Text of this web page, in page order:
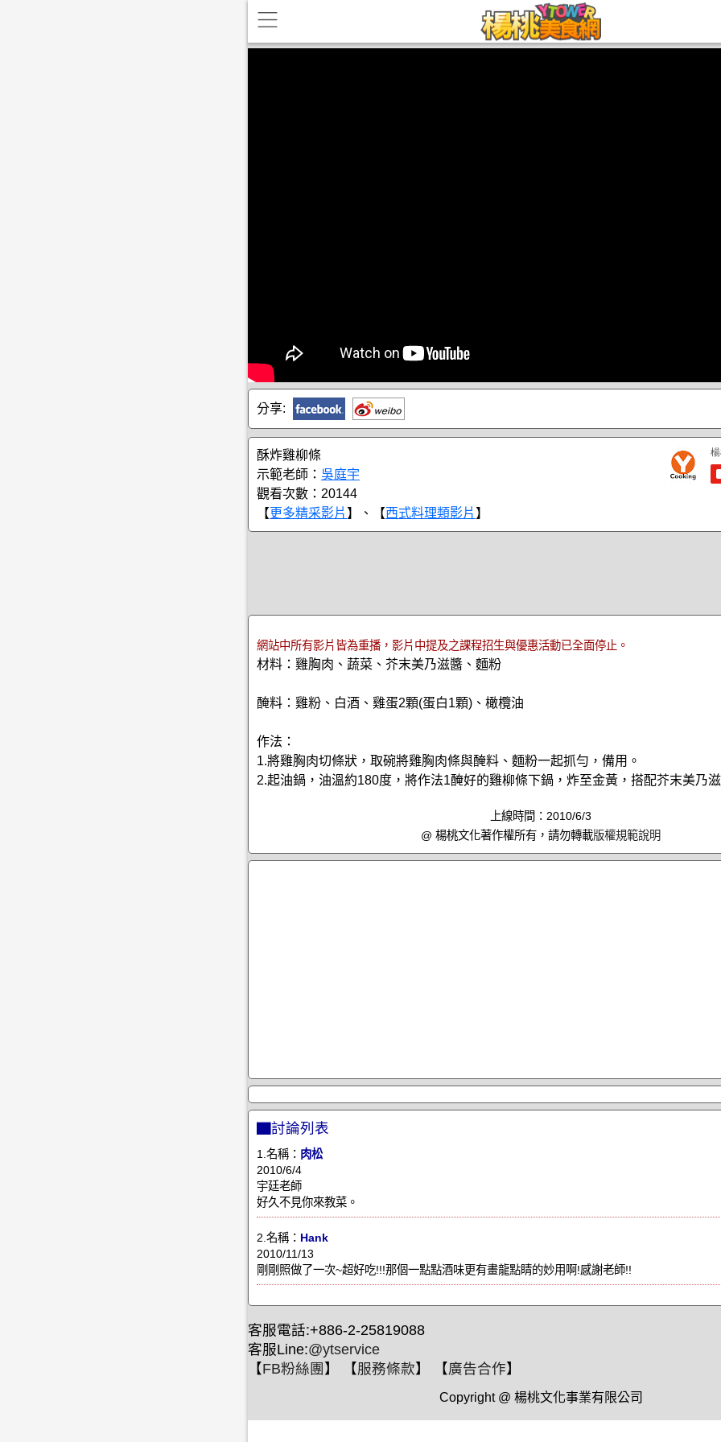
分享:
酥炸雞柳條
示範老師： 吳庭宇
觀看次數：20144
【更多精采影片 】、【西式料理類影片 】
網站中所有影片皆為重播，影片中提及之課程招生與優惠活動已全面停止。
材料：雞胸肉、蔬菜、芥末美乃滋醬、麵粉
醃料：雞粉、白酒、雞蛋2顆(蛋白1顆)、橄欖油
作法：
1.將雞胸肉切條狀，取碗將雞胸肉條與醃料、麵粉一起抓勻，備用。
2.起油鍋，油溫約180度，將作法1醃好的雞柳條下鍋，炸至金黃，搭配芥末美乃滋
上線時間：2010/6/3
@ 楊桃文化著作權所有，請勿轉載版權規範說明
▇討論列表
1.名稱： 肉松
2010/6/4
宇廷老師
好久不見你來教菜。
2.名稱： Hank
2010/11/13
剛剛照做了一次~超好吃!!!那個一點點酒味更有畫龍點睛的妙用啊!感謝老師!!
客服電話:+886-2-25819088
客服Line:@ytservice
【FB粉絲團 】 【服務條款】 【廣告合作】
Copyright @ 楊桃文化事業有限公司